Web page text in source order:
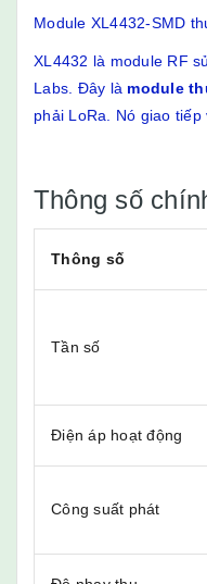
Module XL4432-SMD
XL4432 là module RF
Labs. Đây là module
phải LoRa. Nó giao
Thông số
Thông số
Tần số
Điện áp hoạt động
Công suất phát